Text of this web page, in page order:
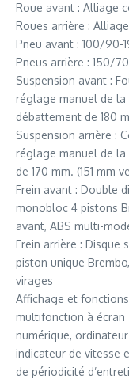
Roue avant : Alliage
Roues arrière :
Pneu avant : 100/90-
Pneus arrière : 150/
Suspension avant :
réglage manuel de la
débattement de 180
Suspension arrière :
réglage manuel de
de 170 mm. (151 mm
Frein avant : Double
monobloc 4 pistons
avant, ABS multi-
Frein arrière : Disque
piston unique
virages
Affichage et
multifonction à écran
numérique,
indicateur de vitesse
de périodicité